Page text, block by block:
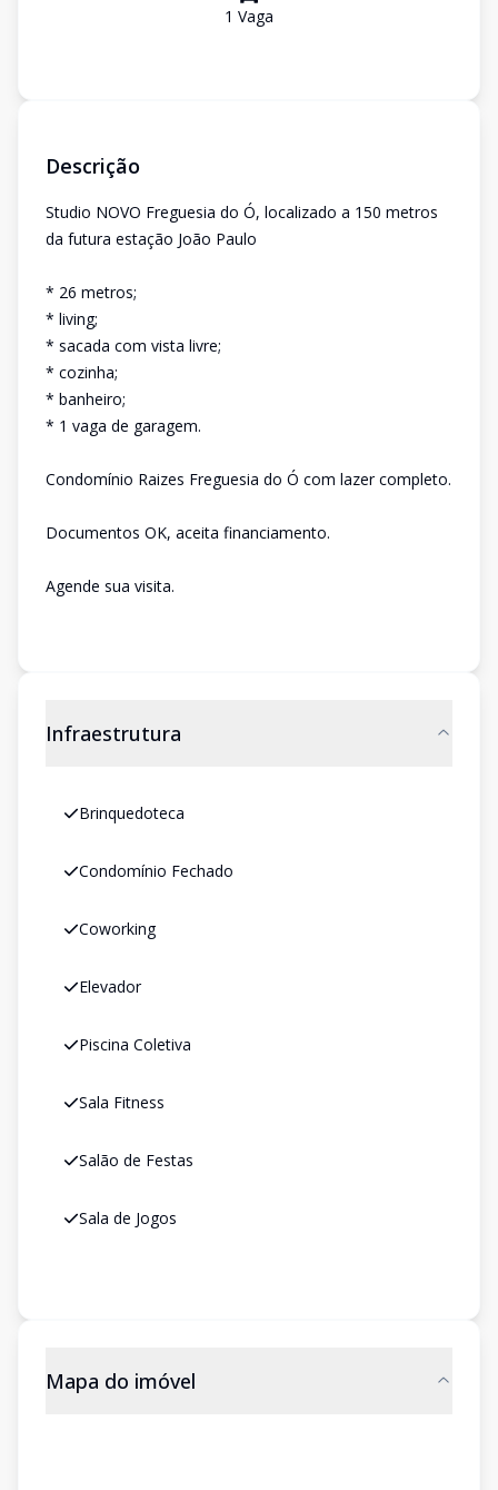
1 Vaga
Descrição
Studio NOVO Freguesia do Ó, localizado a 150 metros
da futura estação João Paulo
* 26 metros;
* living;
* sacada com vista livre;
* cozinha;
* banheiro;
* 1 vaga de garagem.
Condomínio Raizes Freguesia do Ó com lazer completo.
Documentos OK, aceita financiamento.
Agende sua visita.
Infraestrutura
Brinquedoteca
Condomínio Fechado
Coworking
Elevador
Piscina Coletiva
Sala Fitness
Salão de Festas
Sala de Jogos
Mapa do imóvel